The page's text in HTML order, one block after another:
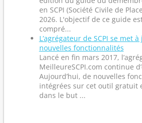
en SCPI (Société Civile de
2026. L'objectif de ce guide
compré...
L’agrégateur de SCPI se met
nouvelles fonctionnalités
Lancé en fin mars 2017,
MeilleureSCPI.com continue
Aujourd’hui, de nouvelles
intégrées sur cet outil gratuit
dans le but ...